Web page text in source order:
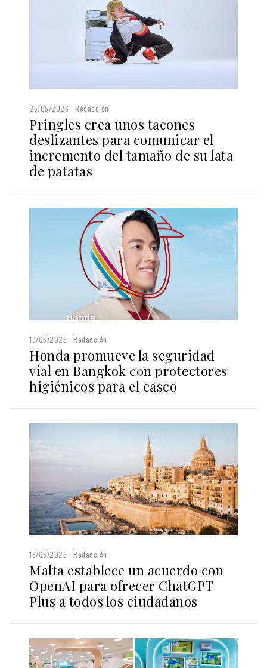
25/05/2026 Redacción
Pringles crea unos tacones
deslizantes para comunicar el
incremento del tamaño de su lata
de patatas
19/05/2026 Redacción
Honda promueve la seguridad
vial en Bangkok con protectores
higiénicos para el casco
18/05/2026 Redacción
Malta establece un acuerdo con
OpenAI para ofrecer ChatGPT
Plus a todos los ciudadanos